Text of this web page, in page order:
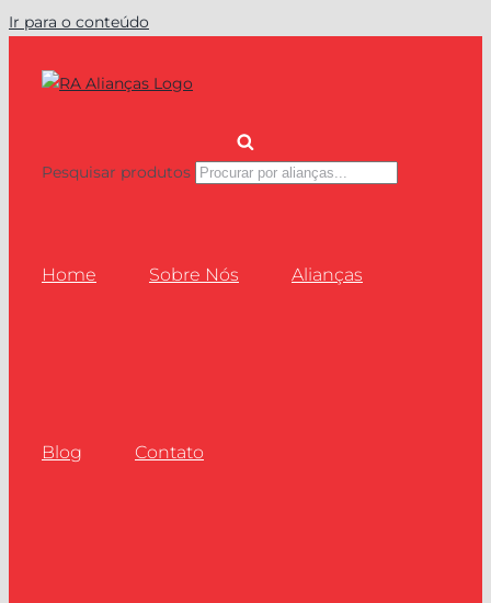
Ir para o conteúdo
Pesquisar produtos
Home Sobre Nós Alianças
Blog Contato